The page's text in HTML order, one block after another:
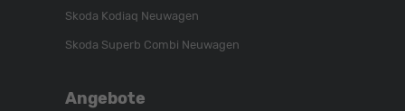
Skoda Kodiaq Neuwagen
Skoda Superb Combi Neuwagen
Angebote